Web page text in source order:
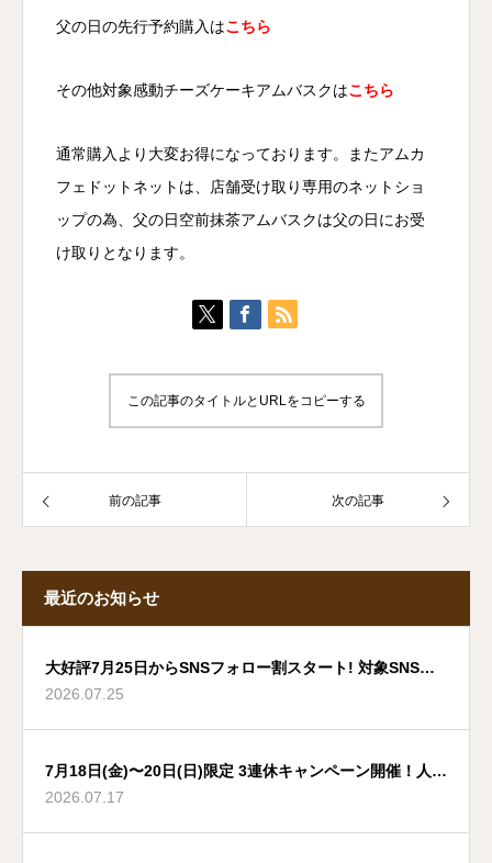
父の日の先行予約購入はこちら
その他対象感動チーズケーキアムバスクはこちら
通常購入より大変お得になっております。またアムカ
フェドットネットは、店舗受け取り専用のネットショ
ップの為、父の日空前抹茶アムバスクは父の日にお受
け取りとなります。
この記事のタイトルとURLをコピーする
前の記事 次の記事
最近のお知らせ
大好評7月25日からSNSフォロー割スタート! 対象SNS拡
大へ 夏はアムカフェでいこう
2026.07.25
7月18日(金)〜20日(日)限定 3連休キャンペーン開催！人気
のアムスイーツがお得に
2026.07.17